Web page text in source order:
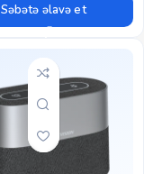
Səbətə əlavə et